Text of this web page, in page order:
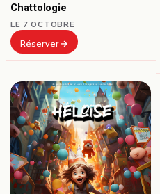
Chattologie
LE 7 OCTOBRE
Réserver